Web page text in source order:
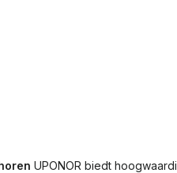
UPONOR biedt